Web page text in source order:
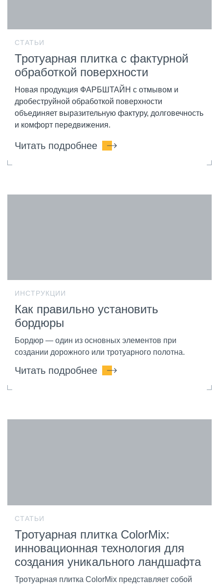
СТАТЬИ
Тротуарная плитка с фактурной
обработкой поверхности
Новая продукция ФАРБШТАЙН с отмывом и
дробеструйной обработкой поверхности
объединяет выразительную фактуру, долговечность
и комфорт передвижения.
Читать подробнее
ИНСТРУКЦИИ
Как правильно установить
бордюры
Бордюр — один из основных элементов при
создании дорожного или тротуарного полотна.
Читать подробнее
СТАТЬИ
Тротуарная плитка ColorMix:
инновационная технология для
создания уникального ландшафта
Тротуарная плитка ColorMix представляет собой